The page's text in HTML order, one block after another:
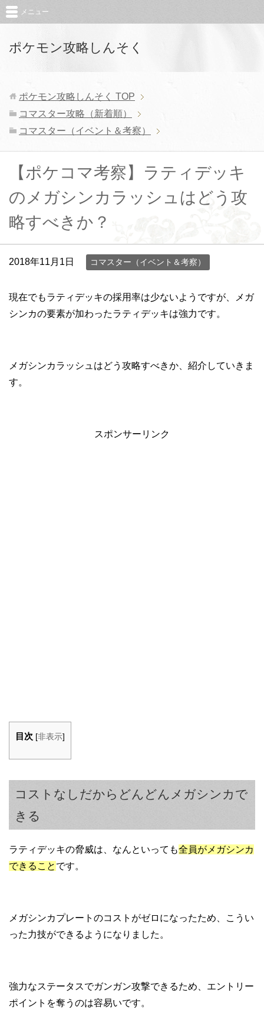
ポケモン攻略しんそく
メニュー
ポケモン攻略しんそく TOP
コマスター攻略（新着順）
コマスター（イベント＆考察）
【ポケコマ考察】ラティデッキ
のメガシンカラッシュはどう攻
略すべきか？
2018年11月1日 コマスター（イベント＆考察）
現在でもラティデッキの採用率は少ないようですが、メガ
シンカの要素が加わったラティデッキは強力です。
メガシンカラッシュはどう攻略すべきか、紹介していきま
す。
スポンサーリンク
目次 [非表示]
コストなしだからどんどんメガシンカで
きる
ラティデッキの脅威は、なんといっても全員がメガシンカ
できること です。
メガシンカプレートのコストがゼロになったため、こうい
った力技ができるようになりました。
強力なステータスでガンガン攻撃できるため、エントリー
ポイントを奪うのは容易いです。